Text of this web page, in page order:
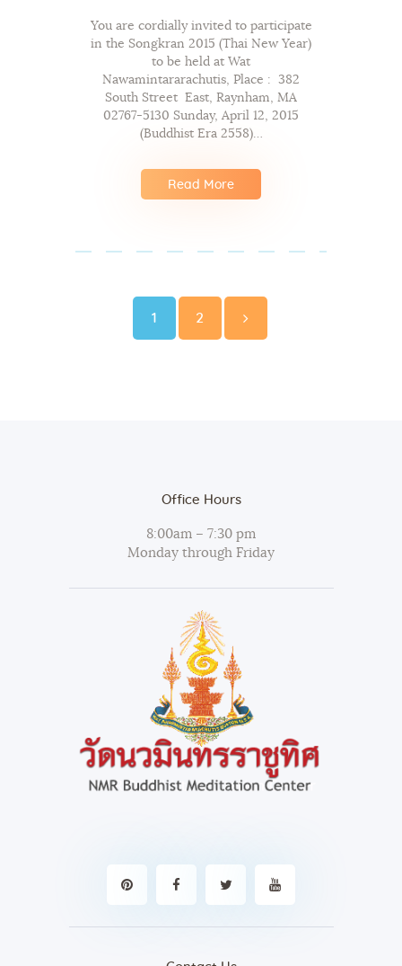
You are cordially invited to participate
in the Songkran 2015 (Thai New Year)
to be held at Wat
Nawamintararachutis, Place : 382
South Street East, Raynham, MA
02767-5130 Sunday, April 12, 2015
(Buddhist Era 2558)…
Read More
navigation
1
2
>
Office Hours
8:00am – 7:30 pm
Monday through Friday